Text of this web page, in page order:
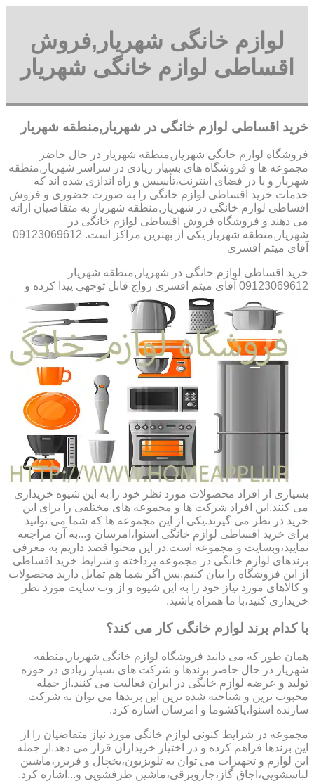
لوازم خانگی شهریار,فروش
اقساطی لوازم خانگی شهریار
خرید اقساطی لوازم خانگی در شهریار,منطقه شهریار
فروشگاه لوازم خانگی شهریار,منطقه شهریار در حال حاضر
مجموعه ها و فروشگاه های بسیار زیادی در سراسر شهریار,منطقه
شهریار و یا در فضای اینترنت،تأسیس و راه اندازی شده اند که
خدمات خرید اقساطی لوازم خانگی را به صورت حضوری و فروش
اقساطی لوازم خانگی در شهریار,منطقه شهریار به متقاضیان ارائه
می دهند و فروشگاه فروش اقساطی لوازم خانگی در
شهریار,منطقه شهریار یکی از بهترین مراکز است. 09123069612
آقای میثم افسری
خرید اقساطی لوازم خانگی در شهریار,منطقه شهریار
09123069612 آقای میثم افسری
رواج قابل توجهی پیدا کرده و
بسیاری از افراد محصولات مورد نظر خود را به این شیوه خریداری
می کنند.این افراد شرکت ها و مجموعه های مختلفی را برای این
خرید در نظر می گیرند.یکی از این مجموعه ها که شما می توانید
برای خرید اقساطی لوازم خانگی اسنوا،امرسان و...به آن مراجعه
نمایید،وبسایت و مجموعه است.در این محتوا قصد داریم به معرفی
برندهای لوازم خانگی در مجموعه پرداخته و شرایط خرید اقساطی
از این فروشگاه را بیان کنیم.پس اگر شما هم تمایل دارید محصولات
و کالاهای مورد نیاز خود را به این شیوه و از وب سایت مورد نظر
خریداری کنید،با ما همراه باشید.
با کدام برند لوازم خانگی کار می کند؟
همان طور که می دانید فروشگاه لوازم خانگی شهریار,منطقه
شهریار در حال حاضر برندها و شرکت های بسیار زیادی در حوزه
تولید و عرضه لوازم خانگی در ایران فعالیت می کنند.از جمله
محبوب ترین و شناخته شده ترین این برندها می توان به شرکت
سازنده اسنوا،پاکشوما و امرسان اشاره کرد.
مجموعه در شرایط کنونی لوازم خانگی مورد نیاز متقاضیان را از
این برندها فراهم کرده و در اختیار خریداران قرار می دهد.از جمله
این لوازم و تجهیزات می توان به تلویزیون،یخچال و فریزر،ماشین
لباسشویی،اجاق گاز،جاروبرقی،ماشین ظرفشویی و...اشاره کرد.